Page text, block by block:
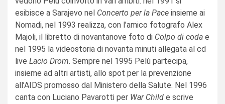
esibisce a Sarajevo nel Concerto per la Pace insieme ai
Nomadi, nel 1993 realizza, con l’amico fotografo Alex
Majoli, il libretto di novantanove foto di Colpo di coda e
nel 1995 la videostoria di novanta minuti allegata al cd
live Lacio Drom. Sempre nel 1995 Pelù partecipa,
insieme ad altri artisti, allo spot per la prevenzione
all’AIDS promosso dal Ministero della Salute. Nel 1996
canta con Luciano Pavarotti per War Child e scrive